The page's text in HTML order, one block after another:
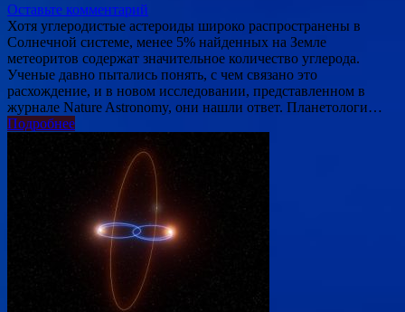
Оставьте комментарий
Хотя углеродистые астероиды широко распространены в
Солнечной системе, менее 5% найденных на Земле
метеоритов содержат значительное количество углерода.
Ученые давно пытались понять, с чем связано это
расхождение, и в новом исследовании, представленном в
журнале Nature Astronomy, они нашли ответ. Планетологи…
Подробнее